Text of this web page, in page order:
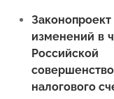
изменений в
налогового